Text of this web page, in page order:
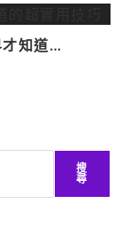
才知道…
搜
尋